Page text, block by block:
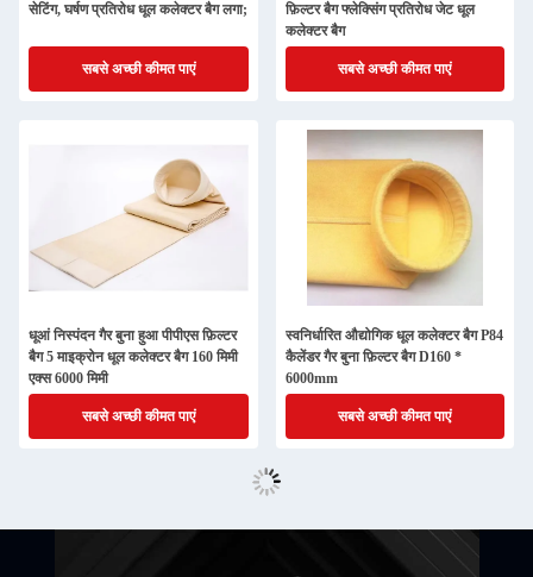
सेटिंग, घर्षण प्रतिरोध धूल कलेक्टर बैग लगा;
सबसे अच्छी कीमत पाएं
फ़िल्टर बैग फ्लेक्सिंग प्रतिरोध जेट धूल
कलेक्टर बैग
सबसे अच्छी कीमत पाएं
धूआं निस्पंदन गैर बुना हुआ पीपीएस फ़िल्टर
बैग 5 माइक्रोन धूल कलेक्टर बैग 160 मिमी
एक्स 6000 मिमी
सबसे अच्छी कीमत पाएं
स्वनिर्धारित औद्योगिक धूल कलेक्टर बैग P84
कैलेंडर गैर बुना फ़िल्टर बैग D160 *
6000mm
सबसे अच्छी कीमत पाएं